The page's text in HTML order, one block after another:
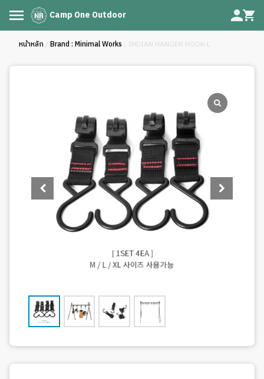
Camp One Outdoor
หน้าหลัก / Brand : Minimal Works / INDIAN HANGER HOOK-L